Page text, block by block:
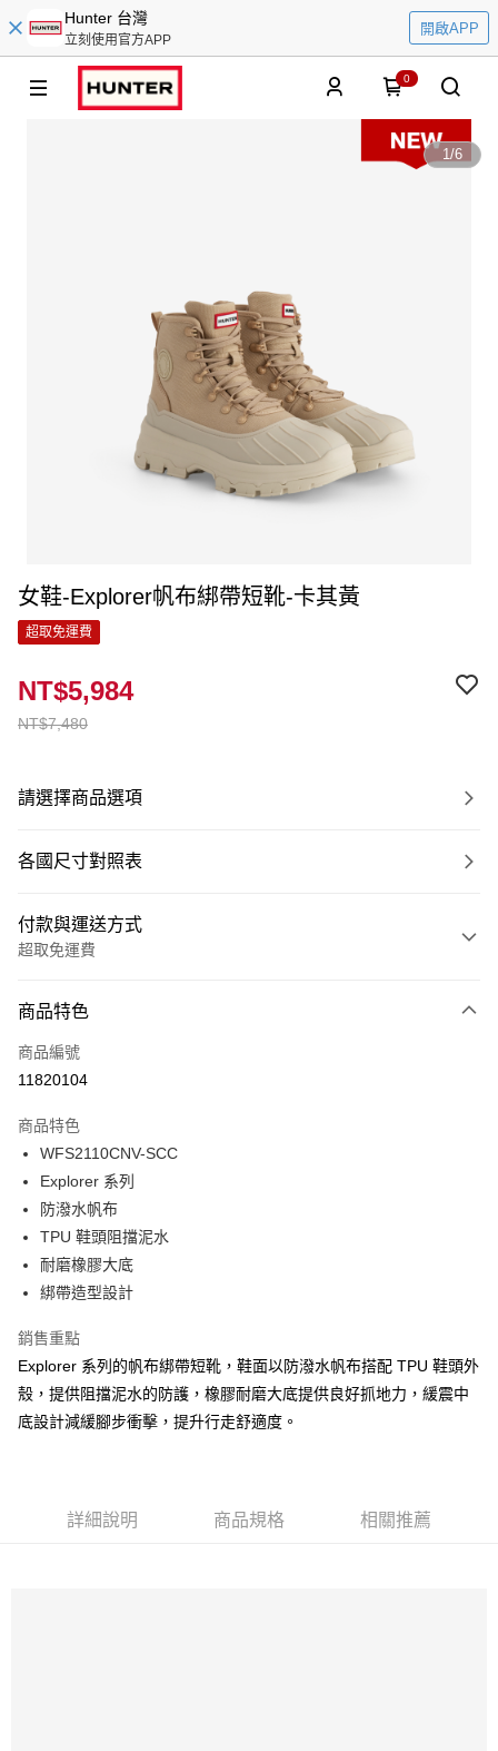
Hunter 台灣
立刻使用官方APP
開啟APP
0
1/6
女鞋-Explorer帆布綁帶短靴-卡其黃
超取免運費
NT$7,480
NT$5,984
請選擇商品選項
各國尺寸對照表
付款與運送方式
超取免運費
信用卡一次付款
LINE Pay
Google Pay
貨到付款
運送方式
付款後萊爾富取貨
付款後7-11取貨
商品特色
商品編號
11820104
商品特色
WFS2110CNV-SCC
Explorer 系列
防潑水帆布
TPU 鞋頭阻擋泥水
耐磨橡膠大底
綁帶造型設計
銷售重點
Explorer 系列的帆布綁帶短靴，鞋面以防潑水帆布搭配 TPU 鞋頭外
殼，提供阻擋泥水的防護，橡膠耐磨大底提供良好抓地力，緩震中
底設計減緩腳步衝擊，提升行走舒適度。
詳細說明 商品規格 相關推薦